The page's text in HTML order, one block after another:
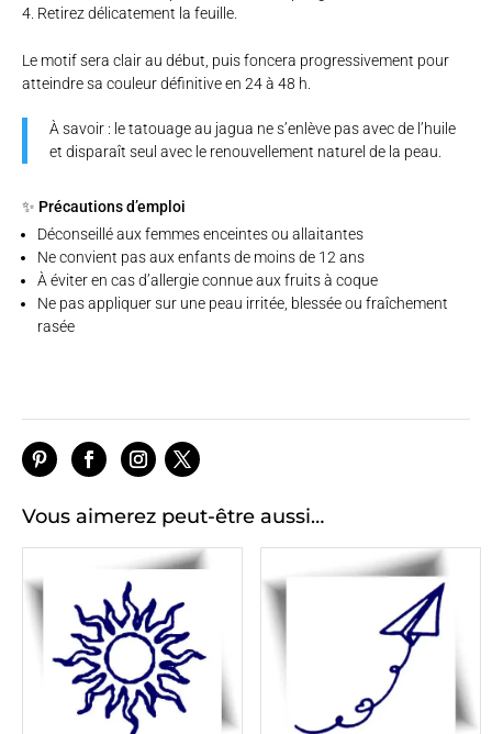
Retirez délicatement la feuille.
Le motif sera clair au début, puis foncera progressivement pour
atteindre sa couleur définitive en 24 à 48 h.
À savoir : le tatouage au jagua ne s’enlève pas avec de l’huile
et disparaît seul avec le renouvellement naturel de la peau.
✨ Précautions d’emploi
Déconseillé aux femmes enceintes ou allaitantes
Ne convient pas aux enfants de moins de 12 ans
À éviter en cas d’allergie connue aux fruits à coque
Ne pas appliquer sur une peau irritée, blessée ou fraîchement
rasée
Vous aimerez peut-être aussi…